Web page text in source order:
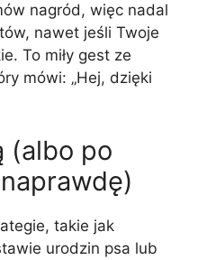
nagród, więc nadal
nawet jeśli Twoje
To miły gest ze
mówi: „Hej, dzięki
(albo po
takie jak
urodzin psa lub